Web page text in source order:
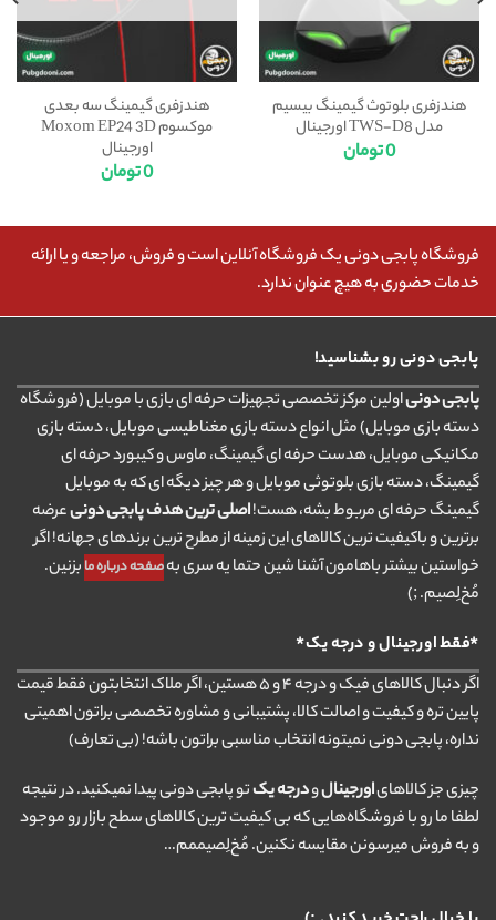
هندزفری بلوتوث گیمینگ بیسیم
مدل TWS-D8 اورجینال
0تومان
هندزفری گیمینگ سه بعدی
موکسوم Moxom EP24 3D
اورجینال
0تومان
فروشگاه پابجی دونی یک فروشگاه آنلاین است و فروش، مراجعه و یا ارائه
خدمات حضوری به هیچ عنوان ندارد.
پابجی دونی رو بشناسید!
پابجی دونیاولین مرکز تخصصی تجهیزات حرفه ای بازی با موبایل (فروشگاه
دسته بازی موبایل) مثل انواع دسته بازی مغناطیسی موبایل، دسته بازی
مکانیکی موبایل، هدست حرفه ای گیمینگ، ماوس و کیبورد حرفه ای
گیمینگ، دسته بازی بلوتوثی موبایل و هر چیز دیگه ای که به موبایل
گیمینگ حرفه ای مربوط بشه، هست!اصلی ترین هدف پابجی دونیعرضه
برترین و باکیفیت ترین کالاهای این زمینه از مطرح ترین برندهای جهانه! اگر
خواستین بیشتر باهامون آشنا شین حتما یه سری بهصفحه درباره ما بزنین.
مُخ‌لِصیم. ;)
*فقط اورجینال و درجه یک*
اگر دنبال کالاهای فیک و درجه ۴ و ۵ هستین، اگر ملاک انتخابتون فقط قیمت
پایین تره و کیفیت و اصالت کالا، پشتیبانی و مشاوره تخصصی براتون اهمیتی
نداره، پابجی دونی نمیتونه انتخاب مناسبی براتون باشه! (بی تعارف)
چیزی جز کالاهایاورجینالودرجه یکتو پابجی دونی پیدا نمیکنید. در نتیجه
لطفا ما رو با فروشگاه‌هایی که بی کیفیت ترین کالاهای سطح بازار رو موجود
و به فروش میرسونن مقایسه نکنین. مُخ‌لِصیممم…